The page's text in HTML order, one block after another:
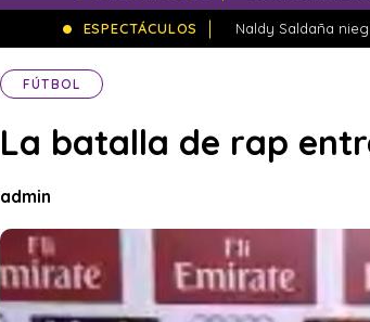
ESPECTÁCULOS Naldy Saldaña
FÚTBOL
La batalla de rap
admin